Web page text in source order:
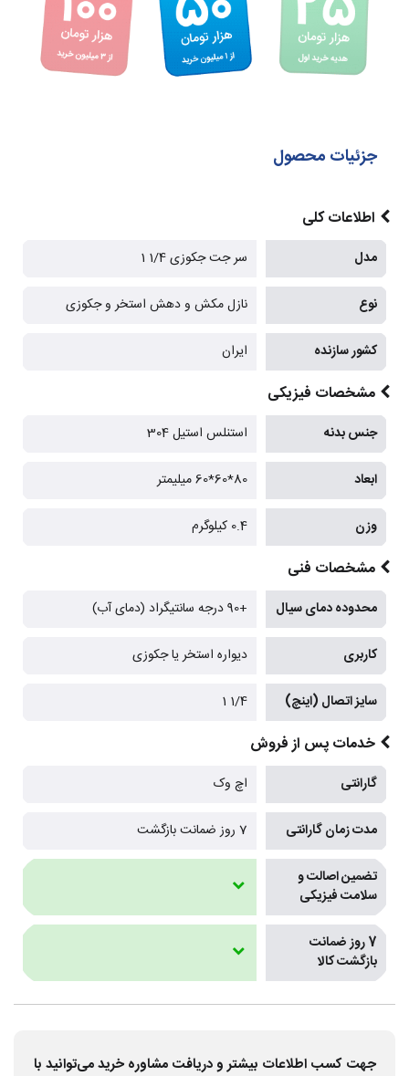
جزئیات محصول
اطلاعات کلی
مدل سر جت جکوزی 1/4 1
نوع نازل مکش و دهش استخر و جکوزی
کشور سازنده ایران
مشخصات فیزیکی
جنس بدنه استنلس استیل 304
ابعاد 80*60*60 میلیمتر
وزن 0.4 کیلوگرم
مشخصات فنی
محدوده دمای سیال +90 درجه سانتیگراد (دمای آب)
کاربری دیواره استخر یا جکوزی
سایز اتصال (اینچ) 1/4 1
خدمات پس از فروش
گارانتی اچ وک
مدت زمان گارانتی 7 روز ضمانت بازگشت
تضمین اصالت و
سلامت فیزیکی
7 روز ضمانت
بازگشت کالا
جهت کسب اطلاعات بیشتر و دریافت مشاوره خرید می‌توانید با